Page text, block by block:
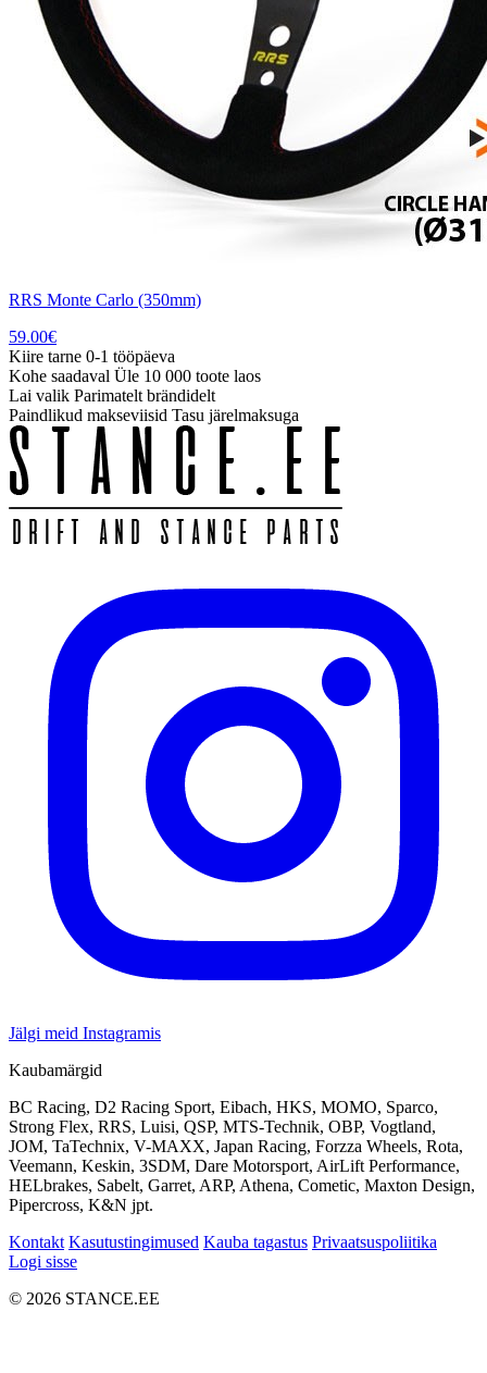
RRS Monte Carlo (350mm)
59.00€
Kiire tarne 0-1 tööpäeva
Kohe saadaval Üle 10 000 toote laos
Lai valik Parimatelt brändidelt
Paindlikud makseviisid Tasu järelmaksuga
Jälgi meid Instagramis
Kaubamärgid
BC Racing, D2 Racing Sport, Eibach, HKS, MOMO, Sparco,
Strong Flex, RRS, Luisi, QSP, MTS-Technik, OBP, Vogtland,
JOM, TaTechnix, V-MAXX, Japan Racing, Forzza Wheels, Rota,
Veemann, Keskin, 3SDM, Dare Motorsport, AirLift Performance,
HELbrakes, Sabelt, Garret, ARP, Athena, Cometic, Maxton Design,
Pipercross, K&N jpt.
Kontakt Kasutustingimused Kauba tagastus Privaatsuspoliitika
Logi sisse
© 2026 STANCE.EE